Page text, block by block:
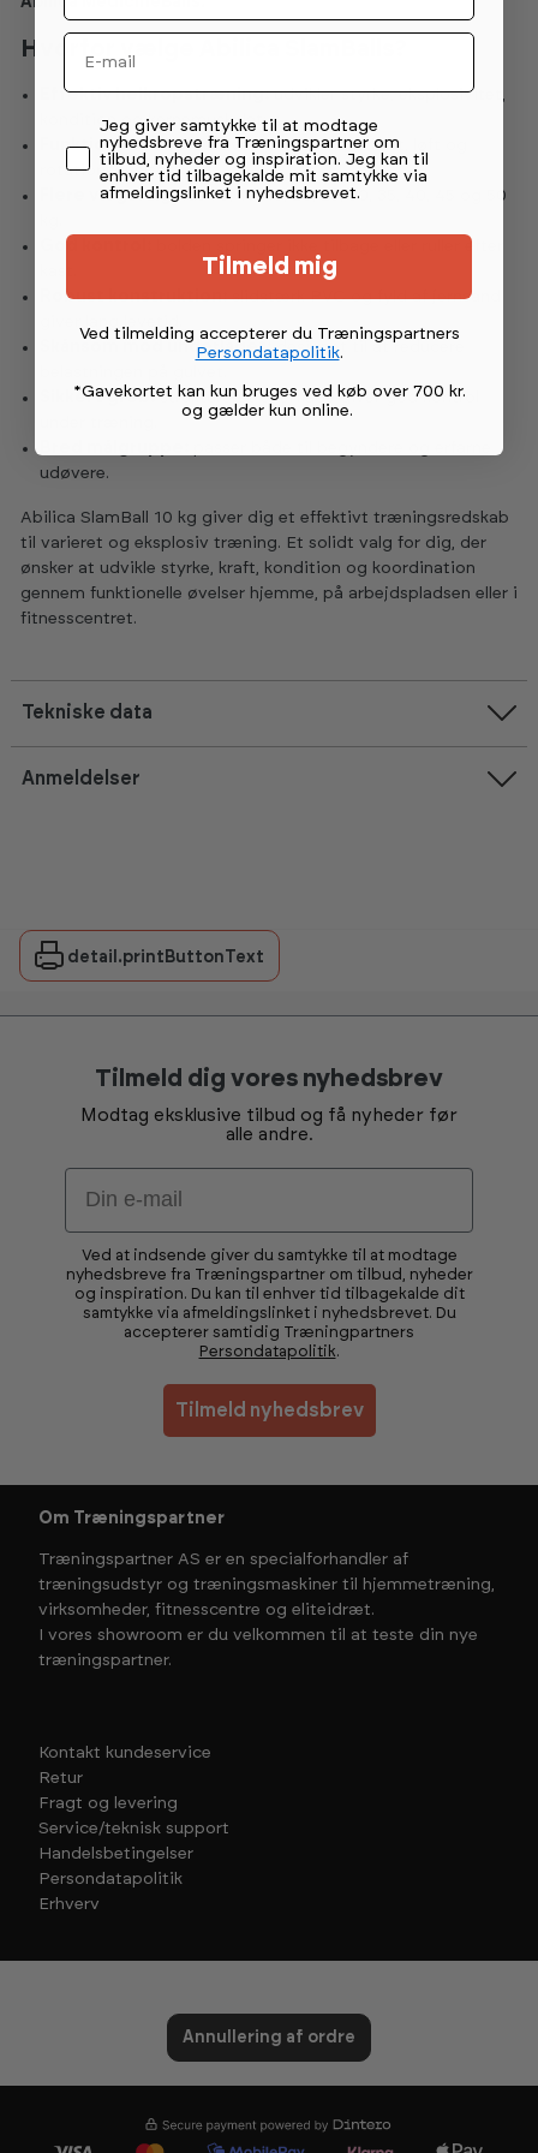
Hvorfor vælge Abilica SlamBalls?
Effektiv helkropstræning:udvikler styrke, eksplosivitet,
kondition og kernemuskulatur.
Funktionelle øvelser:velegnet til slam, kast, løft og
rotationsøvelser.
Flere vægtvalg:fås i 5, 10, 15, 20, 25, 30, 35, 40, 45 og 50
Robust konstruktion:slidstærk PVC og fyld af jernsand
Skånsom mod underlaget:designet til at reducere
Sikkert greb:struktureret overflade giver god kontrol
udøvere.
Abilica SlamBall 10 kg giver dig et effektivt træningsredskab
til varieret og eksplosiv træning. Et solidt valg for dig, der
ønsker at udvikle styrke, kraft, kondition og koordination
gennem funktionelle øvelser hjemme, på arbejdspladsen eller i
fitnesscentret.
Tekniske data
Anmeldelser
detail.printButtonText
Tilmeld dig vores nyhedsbrev
Modtag eksklusive tilbud og få nyheder før
alle andre.
Email
Ved at indsende giver du samtykke til at modtage
nyhedsbreve fra Træningspartner om tilbud, nyheder
og inspiration. Du kan til enhver tid tilbagekalde dit
samtykke via afmeldingslinket i nyhedsbrevet. Du
accepterer samtidig Træningpartners
Persondatapolitik.
Tilmeld nyhedsbrev
Om Træningspartner
Træningspartner AS er en specialforhandler af
træningsudstyr og træningsmaskiner til hjemmetræning,
virksomheder, fitnesscentre og eliteidræt.
I vores showroom er du velkommen til at teste din nye
træningspartner.
Kontakt kundeservice
Retur
Fragt og levering
Service/teknisk support
Handelsbetingelser
Persondatapolitik
Erhverv
Annullering af ordre
Email
Permission tekst
Jeg giver samtykke til at modtage
nyhedsbreve fra Træningspartner om
tilbud, nyheder og inspiration. Jeg kan til
enhver tid tilbagekalde mit samtykke via
afmeldingslinket i nyhedsbrevet.
Tilmeld mig
Ved tilmelding accepterer du Træningspartners
Persondatapolitik.
*Gavekortet kan kun bruges ved køb over 700 kr.
og gælder kun online.